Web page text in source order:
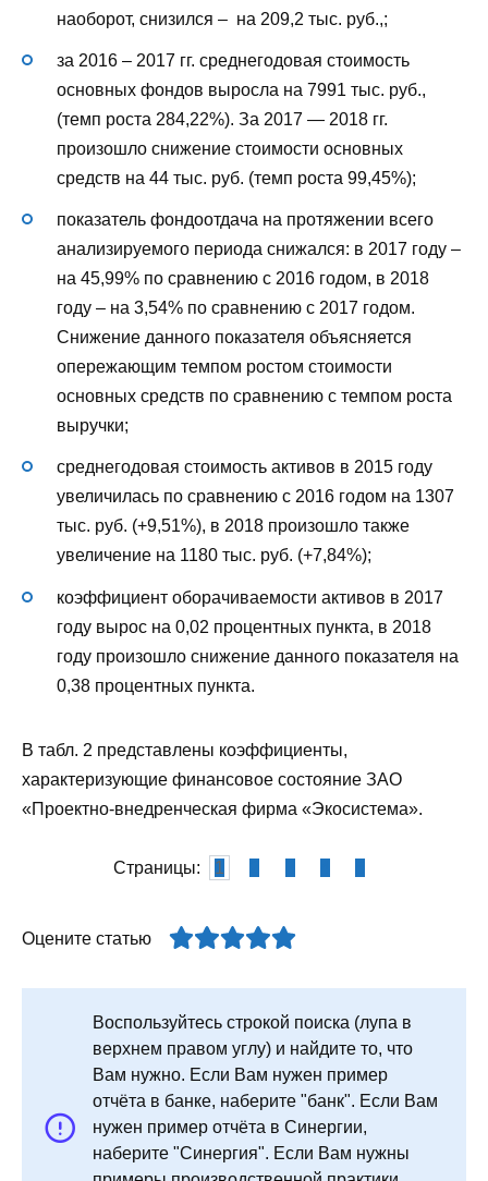
наоборот, снизился – на 209,2 тыс. руб.,;
за 2016 – 2017 гг. среднегодовая стоимость
основных фондов выросла на 7991 тыс. руб.,
(темп роста 284,22%). За 2017 — 2018 гг.
произошло снижение стоимости основных
средств на 44 тыс. руб. (темп роста 99,45%);
показатель фондоотдача на протяжении всего
анализируемого периода снижался: в 2017 году –
на 45,99% по сравнению с 2016 годом, в 2018
году – на 3,54% по сравнению с 2017 годом.
Снижение данного показателя объясняется
опережающим темпом ростом стоимости
основных средств по сравнению с темпом роста
выручки;
среднегодовая стоимость активов в 2015 году
увеличилась по сравнению с 2016 годом на 1307
тыс. руб. (+9,51%), в 2018 произошло также
увеличение на 1180 тыс. руб. (+7,84%);
коэффициент оборачиваемости активов в 2017
году вырос на 0,02 процентных пункта, в 2018
году произошло снижение данного показателя на
0,38 процентных пункта.
В табл. 2 представлены коэффициенты,
характеризующие финансовое состояние ЗАО
«Проектно-внедренческая фирма «Экосистема».
Страницы: 1
Оцените статью
Воспользуйтесь строкой поиска (лупа в
верхнем правом углу) и найдите то, что
Вам нужно. Если Вам нужен пример
отчёта в банке, наберите "банк". Если Вам
нужен пример отчёта в Синергии,
наберите "Синергия". Если Вам нужны